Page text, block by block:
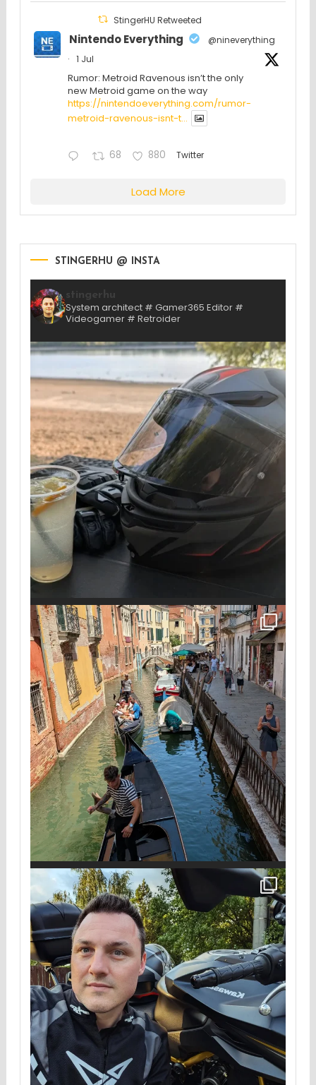
StingerHU Retweeted
Nintendo Everything
@nineverything
·
1 Jul
Rumor: Metroid Ravenous isn’t the only
new Metroid game on the way
https://nintendoeverything.com/rumor-
metroid-ravenous-isnt-t...
68 880 Twitter
Load More
STINGERHU @ INSTA
System architect # Gamer365 Editor #
Videogamer # Retroider